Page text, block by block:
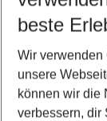
2
beste
Wir verwenden
unsere
können wir die
verbessern, dir